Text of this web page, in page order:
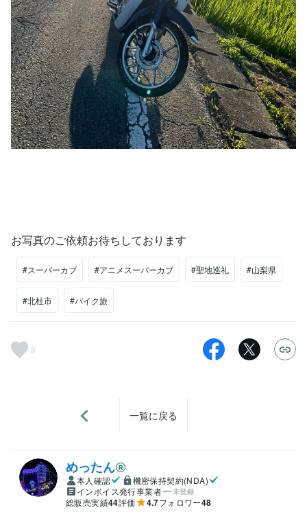
お写真のご依頼お待ちしております
#スーパーカブ #アニメスーパーカブ #聖地巡礼 #山梨県
#北杜市 #バイク旅
8
一覧に戻る
めったん
本人確認
機密保持契約(NDA)
インボイス発行事業者
未登録
総販売実績44評価 4.7フォロワー48